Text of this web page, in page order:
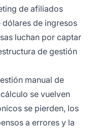
de afiliados
dólares de ingresos
luchan por captar
de gestión
manual de
se vuelven
se pierden, los
a errores y la